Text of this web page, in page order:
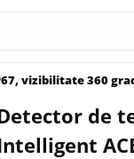
vizibilitate 360
de